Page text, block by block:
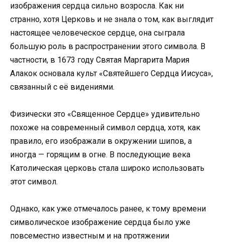
изображения сердца сильно возросла. Как ни
странно, хотя Церковь и не знала о том, как выглядит
настоящее человеческое сердце, она сыграла
большую роль в распространении этого символа. В
частности, в 1673 году Святая Маргарита Мария
Алакок основала культ «Святейшего Сердца Иисуса»,
связанный с её видениями.
Физически это «Священное Сердце» удивительно
похоже на современный символ сердца, хотя, как
правило, его изображали в окружении шипов, а
иногда — горящим в огне. В последующие века
Католическая церковь стала широко использовать
этот символ.
Однако, как уже отмечалось ранее, к тому времени
символическое изображение сердца было уже
повсеместно известным и на протяжении